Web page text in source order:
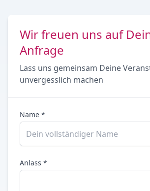
Wir freuen uns auf
Anfrage
Lass uns gemeinsam Deine
unvergesslich machen
Name *
Anlass *